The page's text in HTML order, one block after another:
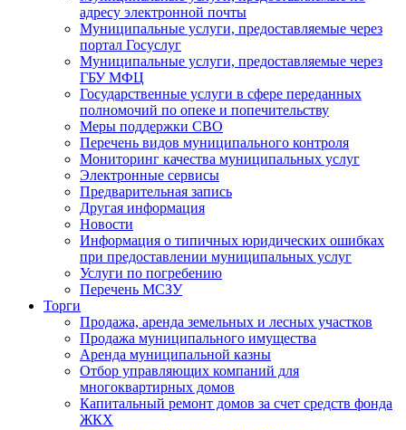
адресу электронной почты
Муниципальные услуги, предоставляемые через
портал Госуслуг
Муниципальные услуги, предоставляемые через
ГБУ МФЦ
Государственные услуги в сфере переданных
полномочий по опеке и попечительству
Меры поддержки СВО
Перечень видов муниципального контроля
Мониторинг качества муниципальных услуг
Электронные сервисы
Предварительная запись
Другая информация
Новости
Информация о типичных юридических ошибках
при предоставлении муниципальных услуг
Услуги по погребению
Перечень МСЗУ
Торги
Продажа, аренда земельных и лесных участков
Продажа муниципального имущества
Аренда муниципальной казны
Отбор управляющих компаний для
многоквартирных домов
Капитальный ремонт домов за счет средств фонда
ЖКХ